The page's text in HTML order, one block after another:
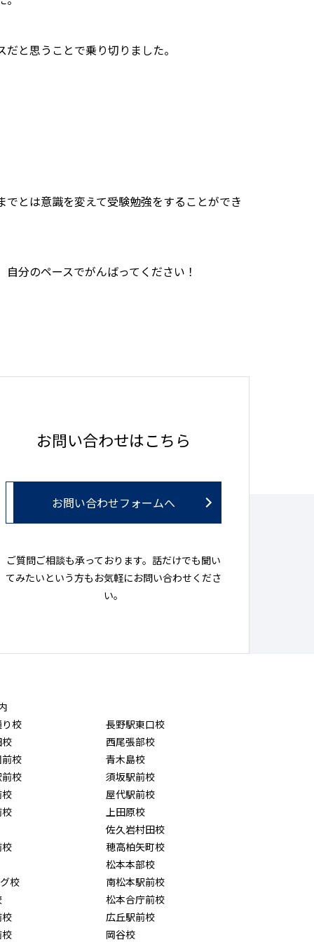
と思うことで乗り切りました。
とは意識を変えて受験勉強をすることができ
分のペースでがんばってください！
お問い合わせはこちら
お問い合わせフォームへ
ご質問ご相談も承っております。話だけでも聞い
てみたいという方もお気軽にお問い合わせくださ
い。
校
長野駅東口校
西尾張部校
校
青木島校
校
須坂駅前校
屋代駅前校
上田原校
佐久岩村田校
穂高柏矢町校
松本本部校
校
南松本駅前校
松本合庁前校
広丘駅前校
岡谷校